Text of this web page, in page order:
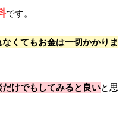
です。
くてもお金は一切かかりま
けでもしてみると良いと思